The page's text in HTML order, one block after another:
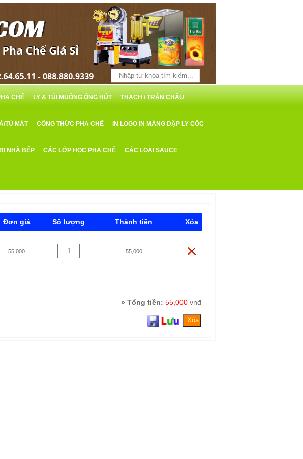
CHẾ LY & TÚI MUỖNG ỐNG HÚT THẠCH / TRÂN CHÂU
TỦ MÁT CÔNG THỨC PHA CHẾ IN LOGO IN MÀNG DẬP LY CỐC
NHÀ BẾP CÁC LỚP HỌC PHA CHẾ CÁC LOẠI SAUCE
Đơn giá Số lượng Thành tiền Xóa
55,000 55,000
» Tổng tiền: 55,000vnđ